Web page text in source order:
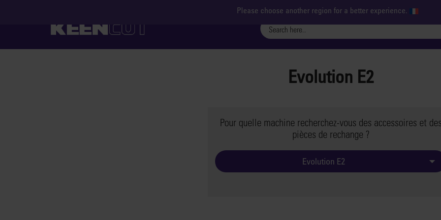
Please choose another region for a better experience.
Evolution E2
Pour quelle machine recherchez-vous des accessoires et
pièces de rechange ?
Evolution E2